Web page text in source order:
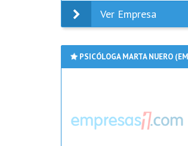
Ver Empresa
PSICÓLOGA MARTA NUERO